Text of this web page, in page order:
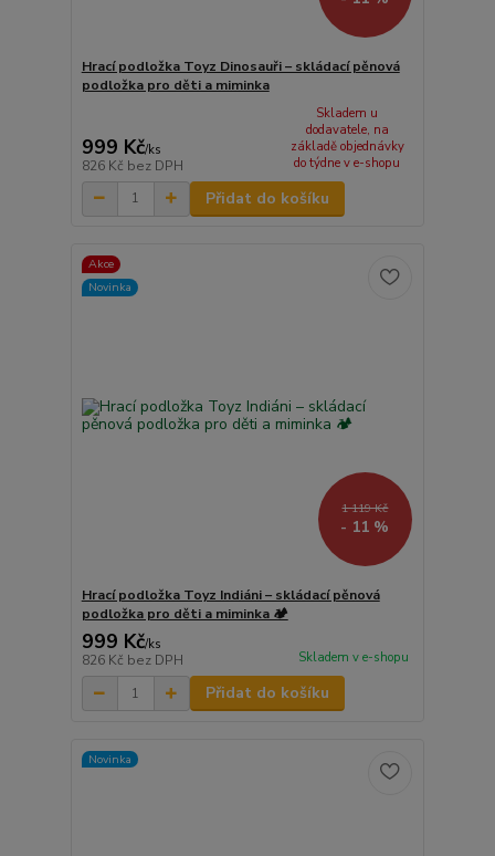
Hrací podložka Toyz Dinosauři – skládací pěnová
podložka pro děti a miminka
999 Kč/ks
826 Kč bez DPH
Skladem u
dodavatele, na
základě objednávky
do týdne v e-shopu
Přidat do košíku
Akce
Novinka
1 119 Kč
- 11 %
Hrací podložka Toyz Indiáni – skládací pěnová
podložka pro děti a miminka 🏕️
999 Kč/ks
826 Kč bez DPH Skladem v e-shopu
Přidat do košíku
Novinka